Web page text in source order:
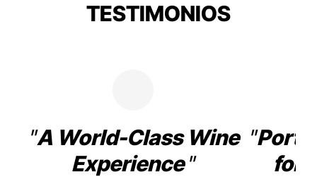
TESTIMONIOS
A World-Class Wine
Experience
for